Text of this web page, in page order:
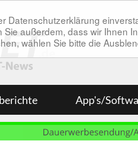
Datenschutzerklärung
außerdem, dass wir Ihnen
wählen Sie bitte die
App's/